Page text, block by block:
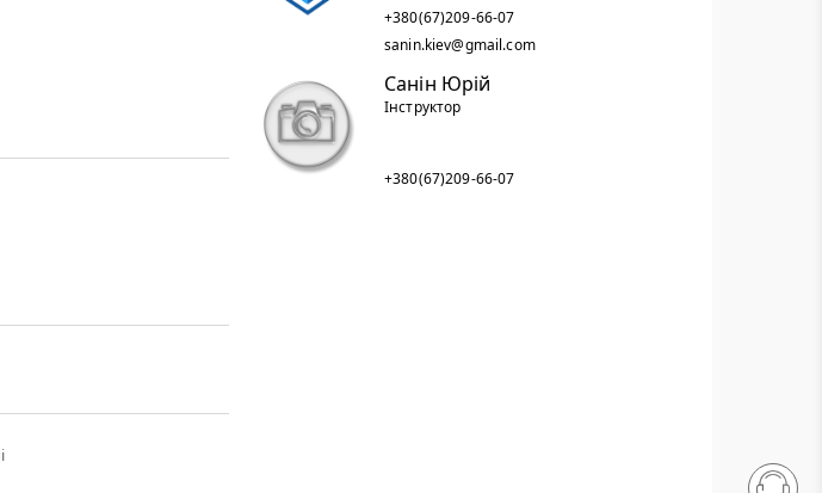
+380(67)209-66-07
sanin.kiev@gmail.com
Санін Юрій
Інструктор
+380(67)209-66-07